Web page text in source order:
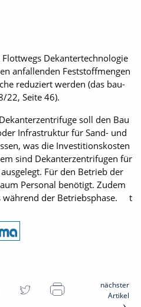
Dekantertechnologie
anfallenden Feststoffmengen
reduziert werden (das bau­
22, Seite 46).
soll den Bau
Infrastruktur für Sand- und
was die Investitionskosten
sind Dekanterzentrifugen für
Für den Betrieb der
Personal benötigt. Zudem
während der Betriebsphase. t
nächster
Artikel